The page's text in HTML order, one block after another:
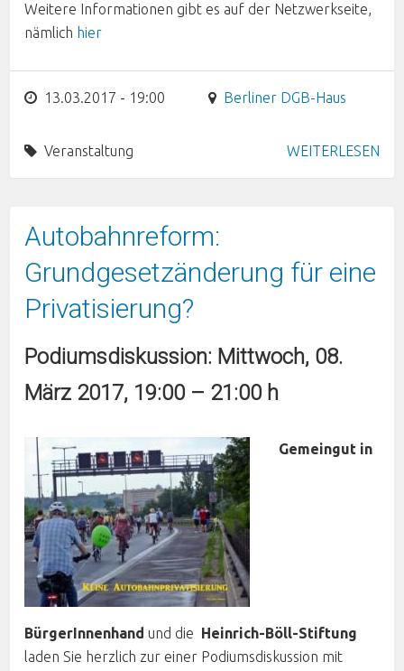
Weitere Informationen gibt es auf der Netzwerkseite,
nämlich hier
13.03.2017 - 19:00 Berliner DGB-Haus
Veranstaltung WEITERLESEN
Autobahnreform:
Grundgesetzänderung für eine
Privatisierung?
Podiumsdiskussion: Mittwoch, 08.
März 2017, 19:00 – 21:00 h
Gemeingut in
BürgerInnenhand und die Heinrich-Böll-Stiftung
laden Sie herzlich zur einer Podiumsdiskussion mit